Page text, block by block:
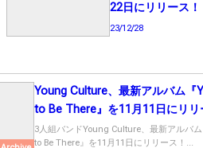
22日にリリース！
23/12/28
Young Culture、最新アルバム『
to Be There』を11月11日にリリ
3人組バンドYoung Culture、最新アルバ
to Be There』を11月11日にリリース！...